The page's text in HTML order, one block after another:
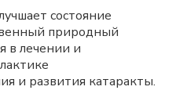
состояние
природный
в лечении и
и развития катаракты.